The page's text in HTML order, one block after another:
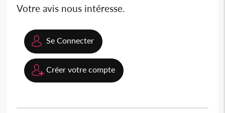
Votre avis nous intéresse.
Se Connecter
Créer votre compte